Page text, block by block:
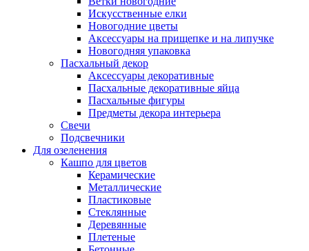
Искусственные елки
Новогодние цветы
Аксессуары на прищепке и на липучке
Новогодняя упаковка
Пасхальный декор
Аксессуары декоративные
Пасхальные декоративные яйца
Пасхальные фигуры
Предметы декора интерьера
Свечи
Подсвечники
Для озеленения
Кашпо для цветов
Керамические
Металлические
Пластиковые
Стеклянные
Деревянные
Плетеные